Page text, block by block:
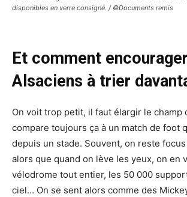
disponibles en verre consigné. / ©Documents remis
Et comment
Alsaciens à trier
On voit trop petit, il faut élargir le champ
compare toujours ça à un match de foot
depuis un stade. Souvent, on reste
alors que quand on lève les yeux, on en
vélodrome tout entier, les 50 000
ciel… On se sent alors comme des